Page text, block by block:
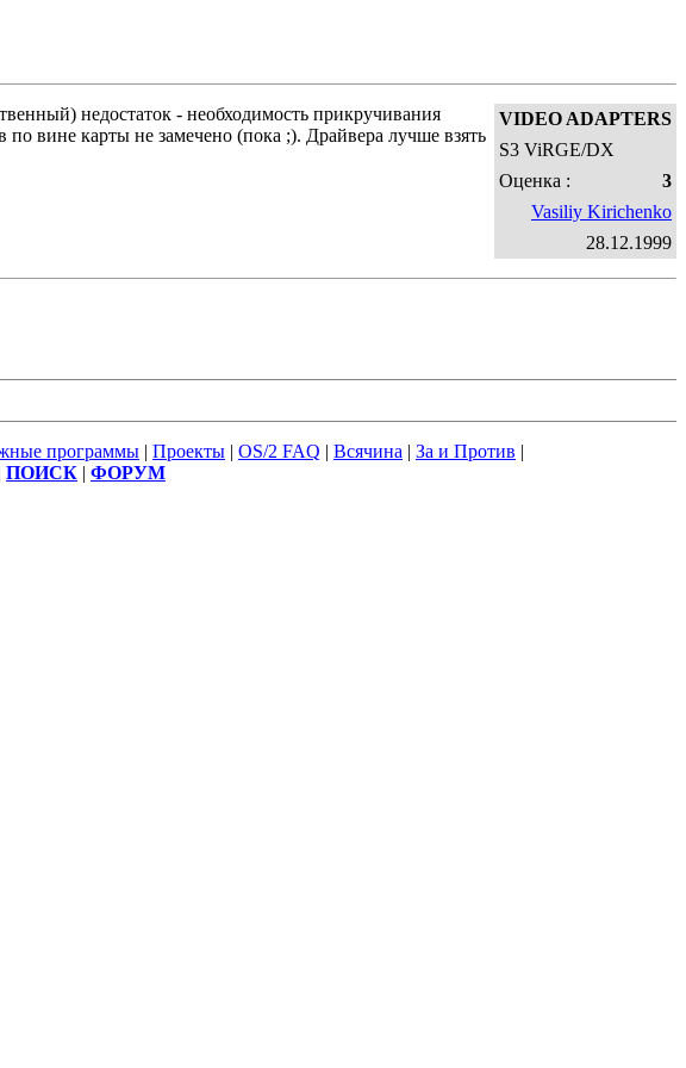
VIDEO ADAPTERS
S3 ViRGE/DX
Оценка :
3
Vasiliy Kirichenko
28.12.1999
недостаток - необходимость прикручивания
вине карты не замечено (пока ;). Драйвера лучше взять
программы | Проекты | OS/2 FAQ | Всячина | За и Против |
ПОИСК | ФОРУМ